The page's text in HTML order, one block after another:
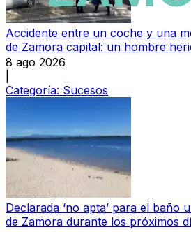
Accidente entre un coche y una
de Zamora capital: un hombre
8 ago 2026
Categoría: Sucesos
Declarada ‘no apta’ para el baño
de Zamora durante los próximos